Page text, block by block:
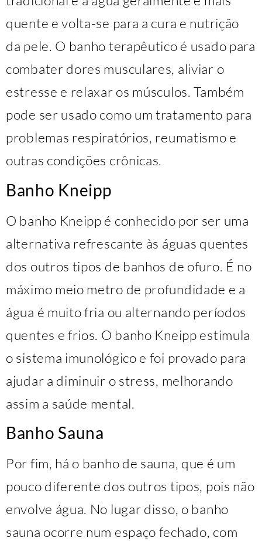
quente e volta-se para a cura e nutrição
da pele. O banho terapêutico é usado para
combater dores musculares, aliviar o
estresse e relaxar os músculos. Também
pode ser usado como um tratamento para
problemas respiratórios, reumatismo e
outras condições crônicas.
Banho Kneipp
O banho Kneipp é conhecido por ser uma
alternativa refrescante às águas quentes
dos outros tipos de banhos de ofuro. É no
máximo meio metro de profundidade e a
água é muito fria ou alternando períodos
quentes e frios. O banho Kneipp estimula
o sistema imunológico e foi provado para
ajudar a diminuir o stress, melhorando
assim a saúde mental.
Banho Sauna
Por fim, há o banho de sauna, que é um
pouco diferente dos outros tipos, pois não
envolve água. No lugar disso, o banho
sauna ocorre num espaço fechado, com